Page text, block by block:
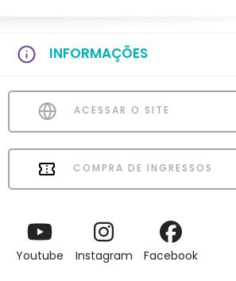
INFORMAÇÕES
ACESSAR O SITE
COMPRA DE INGRESSOS
Youtube Instagram Facebook